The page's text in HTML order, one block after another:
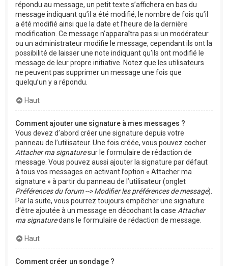
répondu au message, un petit texte s’affichera en bas du
message indiquant qu’il a été modifié, le nombre de fois qu’il
a été modifié ainsi que la date et l’heure de la dernière
modification. Ce message n’apparaîtra pas si un modérateur
ou un administrateur modifie le message, cependant ils ont la
possibilité de laisser une note indiquant qu’ils ont modifié le
message de leur propre initiative. Notez que les utilisateurs
ne peuvent pas supprimer un message une fois que
quelqu’un y a répondu.
Haut
Comment ajouter une signature à mes messages ?
Vous devez d’abord créer une signature depuis votre
panneau de l’utilisateur. Une fois créée, vous pouvez cocher
Attacher ma signaturesur le formulaire de rédaction de
message. Vous pouvez aussi ajouter la signature par défaut
à tous vos messages en activant l’option « Attacher ma
signature » à partir du panneau de l’utilisateur (onglet
Préférences du forum --> Modifier les préférences de message).
Par la suite, vous pourrez toujours empêcher une signature
d’être ajoutée à un message en décochant la case Attacher
ma signaturedans le formulaire de rédaction de message.
Haut
Comment créer un sondage ?